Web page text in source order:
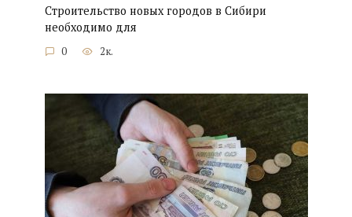
Строительство новых городов в Сибири
необходимо для
0 2к.